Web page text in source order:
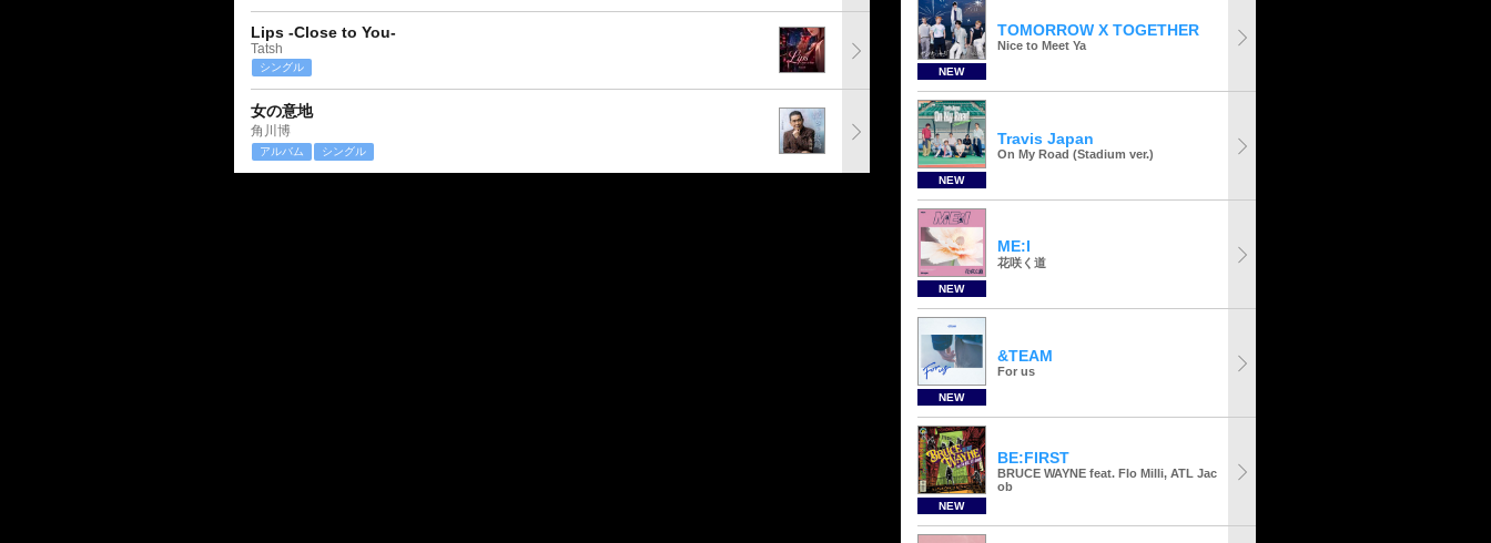
Lips -Close to You-
Tatsh
シングル
女の意地
角川博
アルバム シングル
NEW
TOMORROW X TOGETHER
Nice to Meet Ya
NEW
Travis Japan
On My Road (Stadium ver.)
NEW
ME:I
花咲く道
NEW
&TEAM
For us
NEW
BE:FIRST
BRUCE WAYNE feat. Flo Milli, ATL Jac
ob